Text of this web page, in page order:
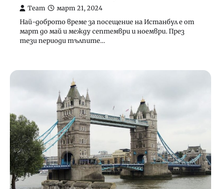
Team март 21, 2024
Най-доброто време за посещение на Истанбул е от
март до май и между септември и ноември. През
тези периоди тълпите…